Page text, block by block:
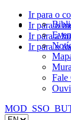
Ir para o
Ir para o
Ir para a
Ir para o
Fale